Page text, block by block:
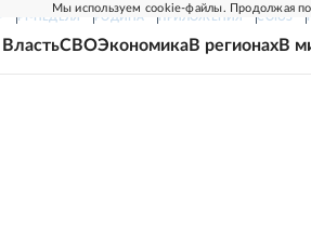
Мы используем cookie-файлы. Продолжая
РГ-НЕДЕЛЯ РОДИНА ПРИЛОЖЕНИЯ СОЮЗ
ВластьСВОЭкономикаВ регионахВ